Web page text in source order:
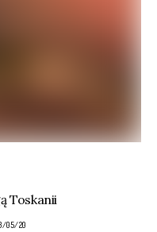
Toskanii
05/20